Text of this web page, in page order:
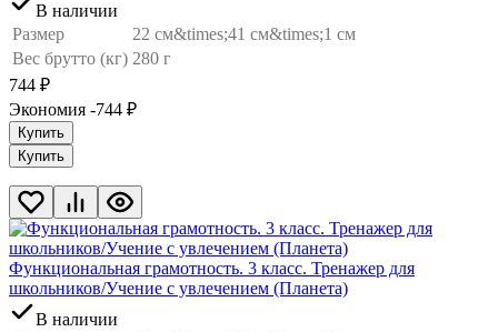
В наличии
Размер
22 см&times;41 см&times;1 см
Вес брутто (кг) 280 г
744 ₽
Экономия -744 ₽
Купить
Купить
Функциональная грамотность. 3 класс. Тренажер для
школьников/Учение с увлечением (Планета)
В наличии